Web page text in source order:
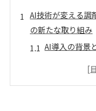
AI技術が変える調
の新たな取り組み
AI導入の背景
地域医療にお